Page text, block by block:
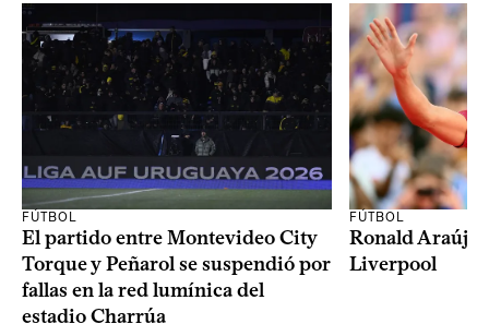
FÚTBOL
El partido entre Montevideo City
Torque y Peñarol se suspendió por
fallas en la red lumínica del
estadio Charrúa
FÚTBOL
Ronald Araújo
Liverpool